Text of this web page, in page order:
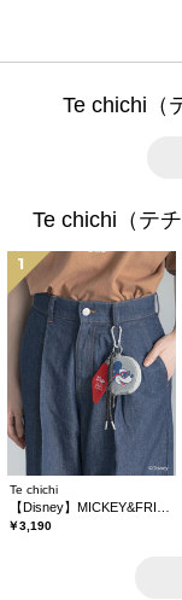
Te chichi（
Te chichi（テ
1
Te chichi
￥3,190